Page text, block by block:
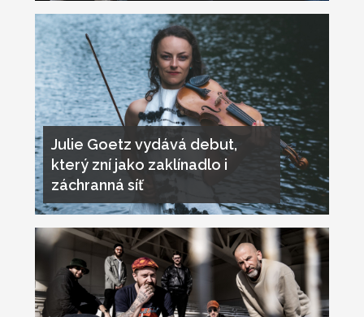
Julie Goetz vydává debut,
který zní jako zaklínadlo i
záchranná síť